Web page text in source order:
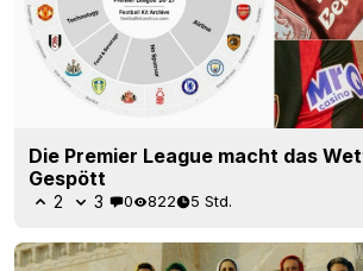
Die Premier League macht das
Gespött
2 3 0 822 5 Std.